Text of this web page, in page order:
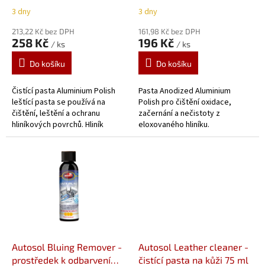
ml
3 dny
213,22 Kč bez DPH
258 Kč / ks
Do košíku
Čistící pasta Aluminium Polish
leštící pasta se používá na
čištění, leštění a ochranu
hliníkových povrchů. Hliník
jemně vyčistí do zrcadlového
pasta na eloxovaný hliník
75 ml
3 dny
161,98 Kč bez DPH
196 Kč / ks
Do košíku
Pasta Anodized Aluminium
Polish pro čištění oxidace,
začernání a nečistoty z
eloxovaného hliníku.
Autosol Bluing Remover -
prostředek k odbarvení
Autosol Leather cleaner -
čistící pasta na kůži 75 ml